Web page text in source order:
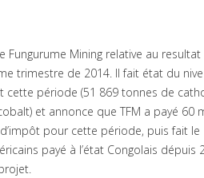
Fungurume Mining relative au
trimestre de 2014. Il fait état du
période (51 869 tonnes de
et annonce que TFM a payé 60
pour cette période, puis fait le
payé à l’état Congolais dépuis